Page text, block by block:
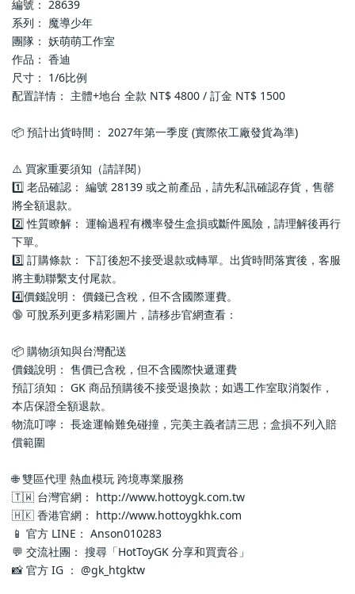
編號： 28639
系列： 魔導少年
團隊： 妖萌萌工作室
作品： 香迪
尺寸： 1/6比例
配置詳情： 主體+地台 全款 NT$ 4800 / 訂金 NT$ 1500
📦 預計出貨時間： 2027年第一季度 (實際依工廠發貨為準)
⚠️ 買家重要須知（請詳閱）
1️⃣ 老品確認： 編號 28139 或之前產品，請先私訊確認存貨，售罄
將全額退款。
2️⃣ 性質瞭解： 運輸過程有機率發生盒損或斷件風險，請理解後再行
下單。
3️⃣ 訂購條款： 下訂後恕不接受退款或轉單。出貨時間落實後，客服
將主動聯繫支付尾款。
4️⃣價錢說明： 價錢已含稅，但不含國際運費。
🔞 可脫系列更多精彩圖片，請移步官網查看：
📦 購物須知與台灣配送
價錢說明： 售價已含稅，但不含國際快遞運費
預訂須知： GK 商品預購後不接受退換款；如遇工作室取消製作，
本店保證全額退款。
物流叮嚀： 長途運輸難免碰撞，完美主義者請三思；盒損不列入賠
償範圍
🌐 雙區代理 熱血模玩 跨境專業服務
🇹🇼 台灣官網： http://www.hottoygk.com.tw
🇭🇰 香港官網： http://www.hottoygkhk.com
📱 官方 LINE： Anson010283
💬 交流社團： 搜尋「HotToyGK 分享和買賣谷」
📸 官方 IG ： @gk_htgktw